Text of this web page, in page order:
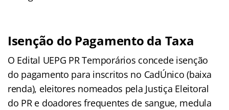
Isenção do Pagamento da Taxa
O Edital UEPG PR Temporários concede isenção
do pagamento para inscritos no CadÚnico (baixa
renda), eleitores nomeados pela Justiça Eleitoral
do PR e doadores frequentes de sangue, medula